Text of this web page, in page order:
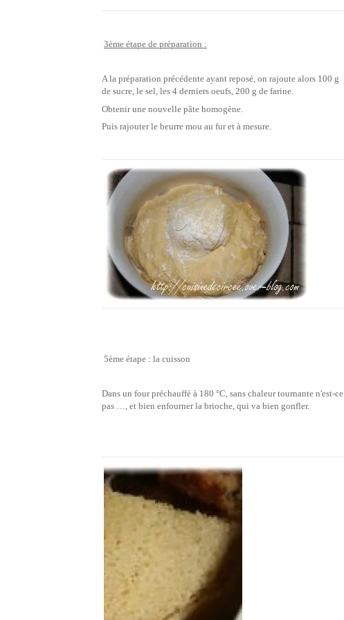
3ème étape de préparation :
A la préparation précédente ayant reposé, on rajoute alors 100 g
de sucre, le sel, les 4 derniers oeufs, 200 g de farine.
Obtenir une nouvelle pâte homogène.
Puis rajouter le beurre mou au fur et à mesure.
5ème étape : la cuisson
Dans un four préchauffé à 180 °C, sans chaleur tournante n'est-ce
pas …, et bien enfourner la brioche, qui va bien gonfler.